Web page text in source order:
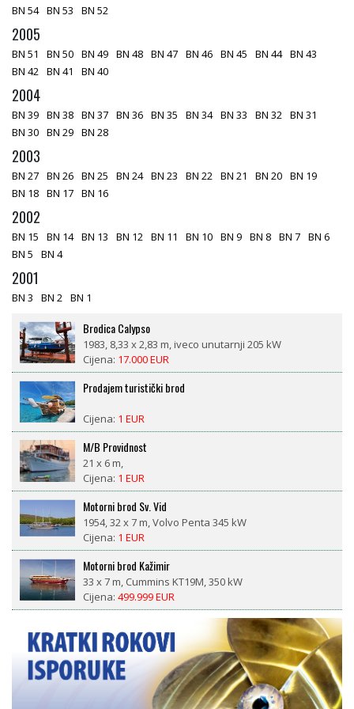
BN 54 BN 53 BN 52
2005
BN 51 BN 50 BN 49 BN 48 BN 47 BN 46 BN 45 BN 44 BN 43
BN 42 BN 41 BN 40
2004
BN 39 BN 38 BN 37 BN 36 BN 35 BN 34 BN 33 BN 32 BN 31
BN 30 BN 29 BN 28
2003
BN 27 BN 26 BN 25 BN 24 BN 23 BN 22 BN 21 BN 20 BN 19
BN 18 BN 17 BN 16
2002
BN 15 BN 14 BN 13 BN 12 BN 11 BN 10 BN 9 BN 8 BN 7 BN 6
BN 5
BN 4
2001
BN 3 BN 2 BN 1
Brodica Calypso
1983, 8,33 x 2,83 m, iveco unutarnji 205 kW
Cijena: 17.000 EUR
Prodajem turistički brod
Cijena: 1 EUR
M/B Providnost
21 x 6 m,
Cijena: 1 EUR
Motorni brod Sv. Vid
1954, 32 x 7 m, Volvo Penta 345 kW
Cijena: 1 EUR
Motorni brod Kažimir
33 x 7 m, Cummins KT19M, 350 kW
Cijena: 499.999 EUR
1981, 8,4 x 2,6 m, Nani 29 ks diesel
Cijena: 18.500 EUR
CROWNLINE BAYSIDE 765 AC – prikolica uključena, 377
radnih sati, spreman za sezonu